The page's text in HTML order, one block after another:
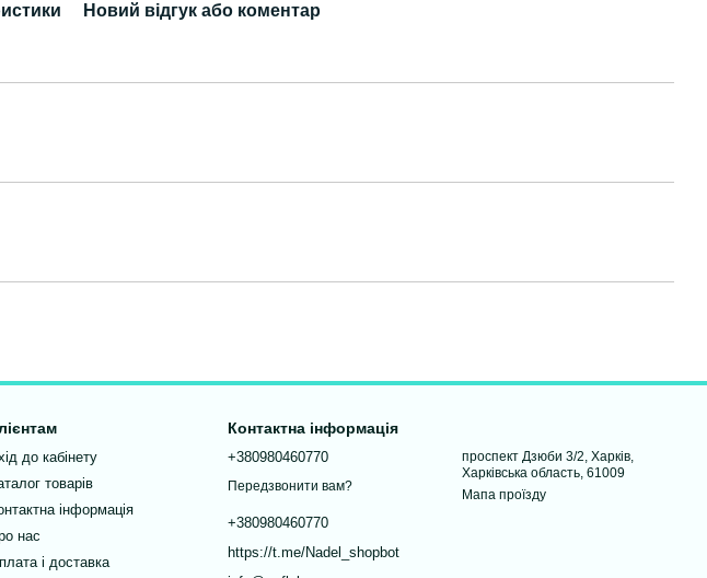
Новий відгук або коментар
до кабінету
товарів
інформація
нас
і доставка
Контактна інформація
+380980460770
Передзвонити вам?
+380980460770
https://t.me/Nadel_shopbot
проспект Дзюби 3/2, Харків,
Харківська область, 61009
Мапа проїзду